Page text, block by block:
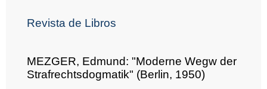
Revista de Libros
MEZGER, Edmund: "Moderne Wegw der
Strafrechtsdogmatik" (Berlin, 1950)